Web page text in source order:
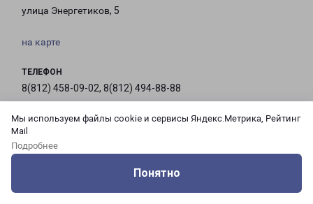
Мы используем файлы cookie и сервисы Яндекс.Метрика, Рейтинг
Mail
Подробнее
Понятно
улица Энергетиков, 5
на карте
ТЕЛЕФОН
8(812) 458-09-02, 8(812) 494-88-88
EMAIL
pecom@pecom.ru